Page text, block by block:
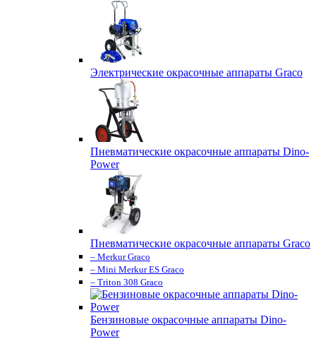
Электрические окрасочные аппараты Graco
Пневматические окрасочные аппараты Dino-
Power
Пневматические окрасочные аппараты Graco
– Merkur Graco
– Mini Merkur ES Graco
– Triton 308 Graco
Бензиновые окрасочные аппараты Dino-
Power